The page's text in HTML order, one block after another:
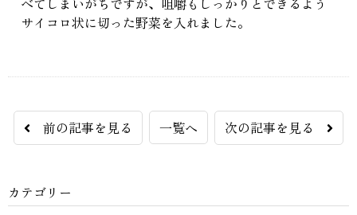
サイコロ状に切った野菜を入れました。
前の記事を見る 一覧へ 次の記事を見る
カテゴリー